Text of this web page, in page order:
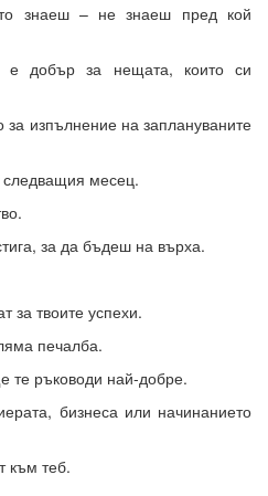
знаеш – не знаеш пред кой
добър за нещата, които си
изпълнение на заплануваните
следващия месец.
за да бъдеш на върха.
за твоите успехи.
печалба.
те ръководи най-добре.
бизнеса или начинанието
към теб.